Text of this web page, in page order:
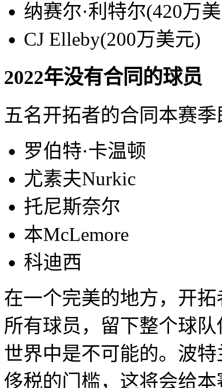
纳赛尔·利特尔(420万
CJ Elleby(200万美元)
2022年没有合同的球员
五名开拓者的合同本赛
罗伯特·卡温顿
尤素夫Nurkic
托尼斯奈尔
本McLemore
科迪西
在一个完美的地方，开
所有球员，留下整个球
世界中是不可能的。波
侈税的门槛，这将会给